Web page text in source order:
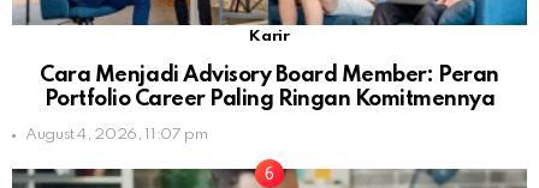
Karir
Cara Menjadi Advisory Board Member: Peran
Portfolio Career Paling Ringan Komitmennya
August 4, 2026, 11:07 pm